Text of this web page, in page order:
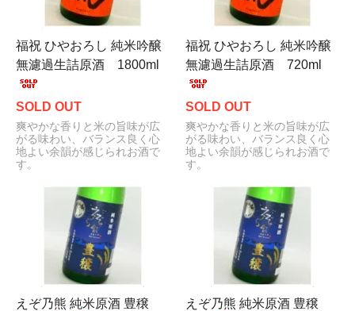
福祝 ひやおろし 純米吟醸
無濾過生詰原酒 1800ml
SOLD OUT
爽やかな香りと米の旨味が広
がる味わい、バランス良く心
地よい余韻が感じられお酒で
す。
福祝 ひやおろし 純米吟醸
無濾過生詰原酒 720ml
SOLD OUT
爽やかな香りと米の旨味が広
がる味わい、バランス良く心
地よい余韻が感じられお酒で
す。
えぞ乃熊 純米原酒 豊穣
えぞ乃熊 純米原酒 豊穣